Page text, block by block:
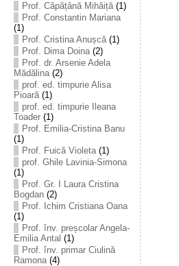
Prof. Căpățână Mihăiță(1)
Prof. Constantin Mariana
(1)
Prof. Cristina Anușcă(1)
Prof. Dima Doina(2)
Prof. dr. Arsenie Adela
Mădălina(2)
prof. ed. timpurie Alisa
Pioară(1)
prof. ed. timpurie Ileana
Toader(1)
Prof. Emilia-Cristina Banu
(1)
Prof. Fuică Violeta(1)
prof. Ghile Lavinia-Simona
(1)
Prof. Gr. I Laura Cristina
Bogdan(2)
Prof. Ichim Cristiana Oana
(1)
Prof. înv. preșcolar Angela-
Emilia Antal (1)
Prof. înv. primar Ciulină
Ramona(4)